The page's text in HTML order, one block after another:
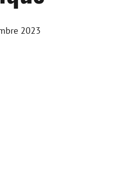
2023